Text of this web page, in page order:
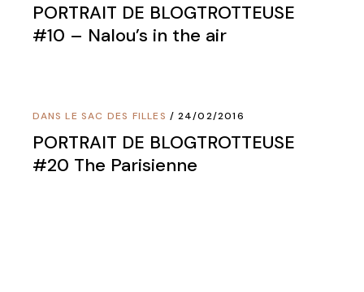
PORTRAIT DE BLOGTROTTEUSE
#10 – Nalou’s in the air
DANS LE SAC DES FILLES 24/02/2016
PORTRAIT DE BLOGTROTTEUSE
#20 The Parisienne